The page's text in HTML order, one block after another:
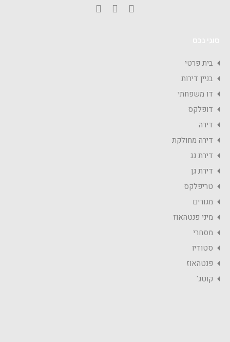
בית פרטי
בניין דירות
דו משפחתי
דופלקס
דירה
דירה מחולקת
דירת גג
דירת גן
טריפלקס
מגורים
מיני פנטהאוז
מסחרי
סטודיו
פנטהאוז
קוטג'